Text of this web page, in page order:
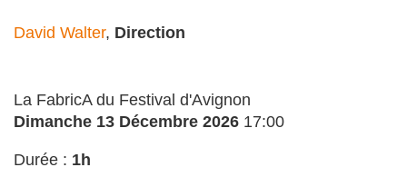
David Walter, Direction
La FabricA du Festival d'Avignon
Dimanche 13 Décembre 2026 17:00
Durée : 1h